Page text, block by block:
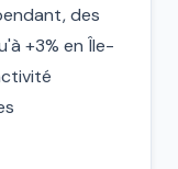
des
+3% en Île-